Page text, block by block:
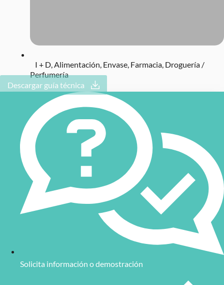
I + D Alimentación Envase Farmacia Droguería /
Perfumería
Descargar guía técnica
Solicita información o demostración